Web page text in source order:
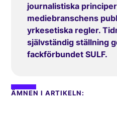
journalistiska
mediebranschens
yrkesetiska regler.
självständig ställning
fackförbundet SULF.
ÄMNEN I ARTIKELN: